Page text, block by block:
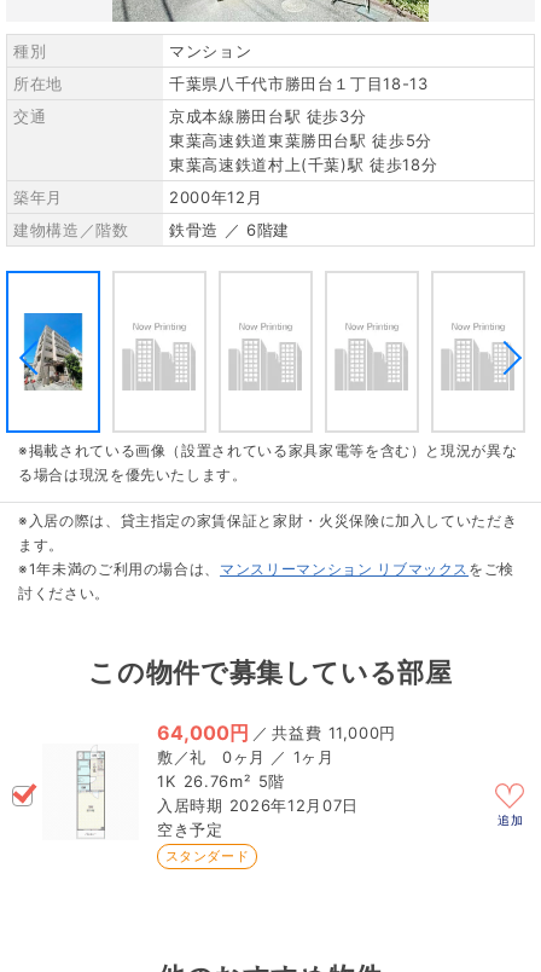
種別
マンション
所在地
千葉県八千代市勝田台１丁目18-13
交通
京成本線勝田台駅 徒歩3分
東葉高速鉄道東葉勝田台駅 徒歩5分
東葉高速鉄道村上(千葉)駅 徒歩18分
築年月
2000年12月
建物構造／階数
鉄骨造 ／ 6階建
※掲載されている画像（設置されている家具家電等を含む）と現況が異な
る場合は現況を優先いたします。
※入居の際は、貸主指定の家賃保証と家財・火災保険に加入していただき
ます。
※1年未満のご利用の場合は、 マンスリーマンション リブマックス をご検
討ください。
この物件で募集している部屋
64,000円 ／
11,000円
0ヶ月 ／ 1ヶ月
1K 26.76m² 5階
2026年12月07日
空き予定
スタンダード
追加